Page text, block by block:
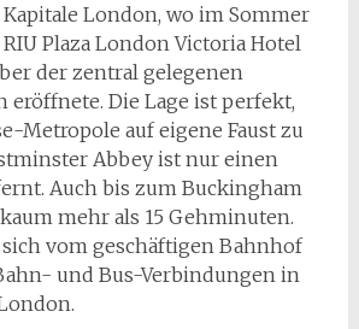
London, wo im Sommer
RIU Plaza London Victoria Hotel
der zentral gelegenen
eröffnete. Die Lage ist perfekt,
Metropole auf eigene Faust zu
Abbey ist nur einen
Auch bis zum Buckingham
mehr als 15 Gehminuten.
vom geschäftigen Bahnhof
und Bus-Verbindungen in